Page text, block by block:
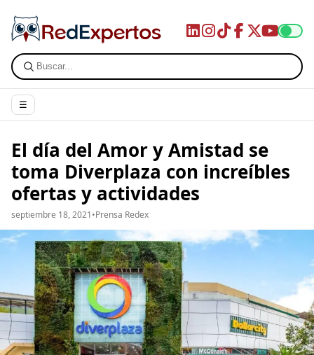
☰
El día del Amor y Amistad se
toma Diverplaza con increíbles
ofertas y actividades
septiembre 18, 2021•Prensa Redex